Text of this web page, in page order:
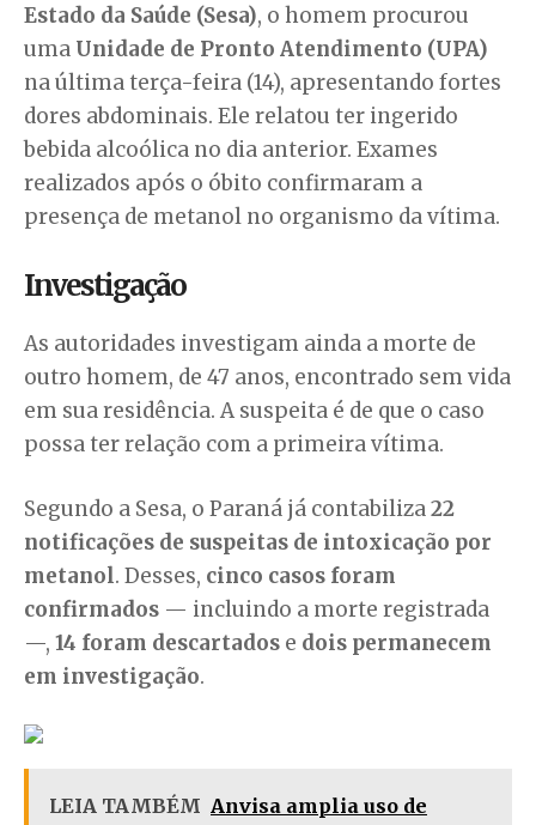
Estado da Saúde (Sesa), o homem procurou
uma Unidade de Pronto Atendimento (UPA)
na última terça-feira (14), apresentando fortes
dores abdominais. Ele relatou ter ingerido
bebida alcoólica no dia anterior. Exames
realizados após o óbito confirmaram a
presença de metanol no organismo da vítima.
Investigação
As autoridades investigam ainda a morte de
outro homem, de 47 anos, encontrado sem vida
em sua residência. A suspeita é de que o caso
possa ter relação com a primeira vítima.
Segundo a Sesa, o Paraná já contabiliza22
notificações de suspeitas de intoxicação por
metanol. Desses, cinco casos foram
confirmados — incluindo a morte registrada
—, 14 foram descartados e dois permanecem
em investigação.
LEIA TAMBÉM Anvisa amplia uso de